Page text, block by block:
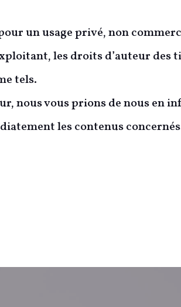
un usage privé, non
les droits d’auteur des
tels.
nous vous prions de nous en
les contenus